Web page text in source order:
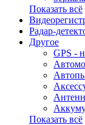
Показать всё
Радар-
Другое
GPS -
Показать всё